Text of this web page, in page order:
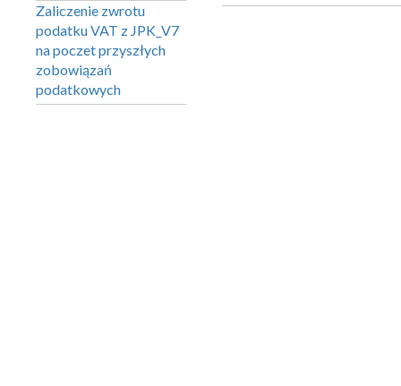
Zaliczenie zwrotu
podatku VAT z JPK_V7
na poczet przyszłych
zobowiązań
podatkowych